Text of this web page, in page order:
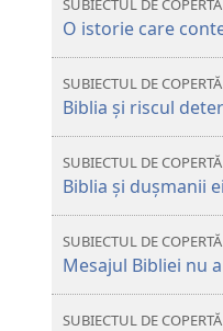
–
O
de
SUBIECTUL DE COPERTĂ
O istorie care
SUBIECTUL DE COPERTĂ
Biblia și riscul
SUBIECTUL DE COPERTĂ
Biblia și dușmanii ei
SUBIECTUL DE COPERTĂ
Mesajul Bibliei nu
SUBIECTUL DE COPERTĂ